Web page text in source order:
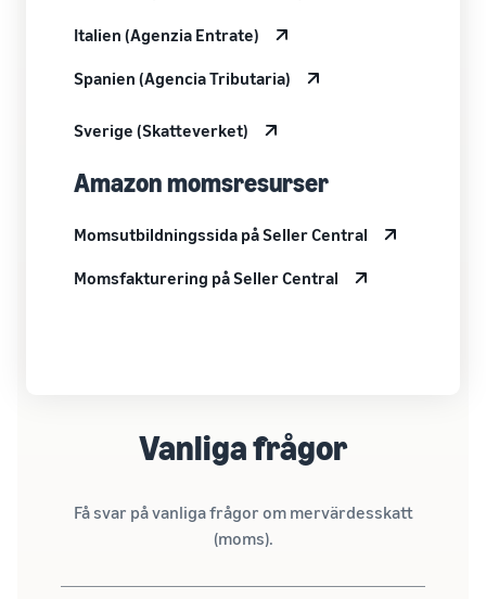
Italien (Agenzia Entrate)
Spanien (Agencia Tributaria)
Sverige (Skatteverket)
Amazon momsresurser
Momsutbildningssida på Seller Central
Momsfakturering på Seller Central
Vanliga frågor
Få svar på vanliga frågor om mervärdesskatt
(moms).